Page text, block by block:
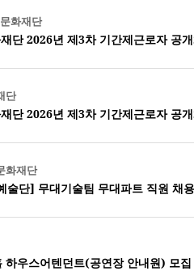
화재단
단 2026년 제3차 기간제근로자 공
단
단 2026년 제3차 기간제근로자 공
화재단
술단] 무대기술팀 무대파트 직원 채용
하우스어텐던트(공연장 안내원) 모